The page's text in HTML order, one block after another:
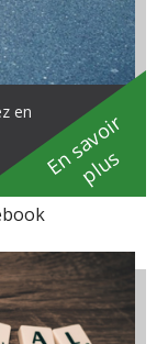
en En savoir
plus